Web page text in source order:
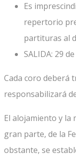
Es
repertorio
partituras al
SALIDA: 29
Cada coro deberá
responsabilizará
El alojamiento y la
gran parte, de la
obstante, se